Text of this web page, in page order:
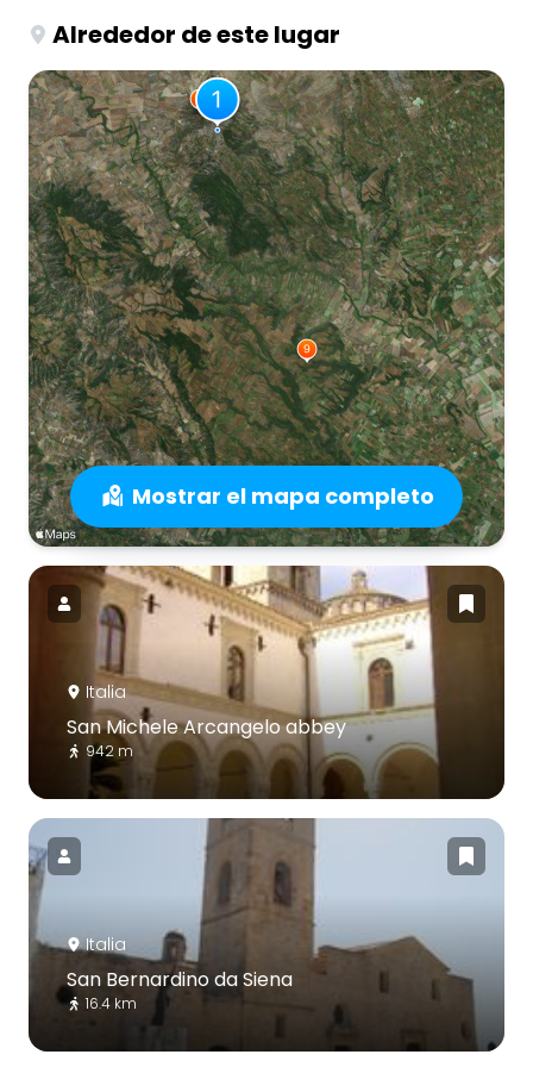
Alrededor de este lugar
Mostrar el mapa completo
Italia
San Michele Arcangelo abbey
942 m
Italia
San Bernardino da Siena
16.4 km